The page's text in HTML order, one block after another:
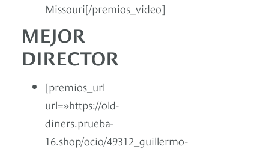
Missouri[/premios_video]
MEJOR
DIRECTOR
[premios_url
url=»https://old-
diners.prueba-
16.shop/ocio/49312_guillermo-